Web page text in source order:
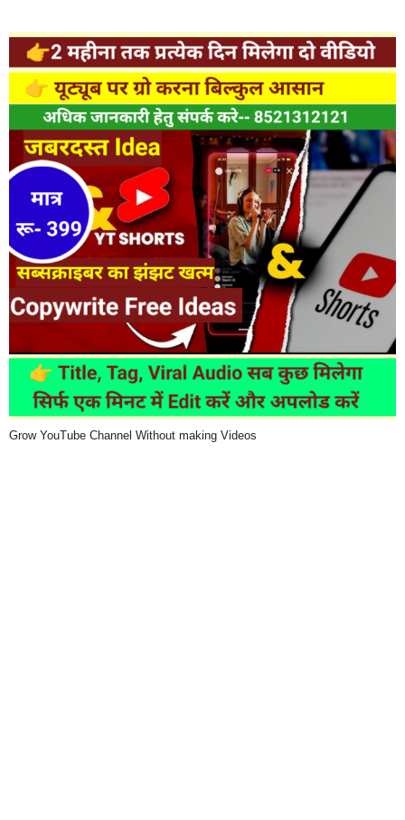
Grow YouTube Channel Without making Videos